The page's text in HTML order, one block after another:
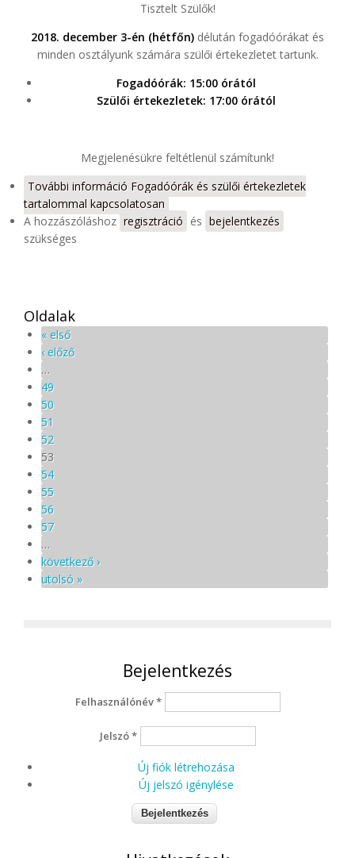
Tisztelt Szülők!
2018. december 3-én (hétfőn) délután fogadóórákat és
minden osztályunk számára szülői értekezletet tartunk.
Fogadóórák: 15:00 órától
Szülői értekezletek: 17:00 órától
Megjelenésükre feltétlenül számítunk!
További információ Fogadóórák és szülői értekezletek
tartalommal kapcsolatosan
A hozzászóláshoz regisztráció és bejelentkezés
szükséges
Oldalak
« első
‹ előző
…
49
50
51
52
53
54
55
56
57
…
következő ›
utolsó »
Bejelentkezés
Felhasználónév*
Jelszó*
Új fiók létrehozása
Új jelszó igénylése